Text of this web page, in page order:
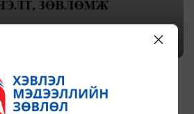
форумын дүгнэлт, зөвлөмж